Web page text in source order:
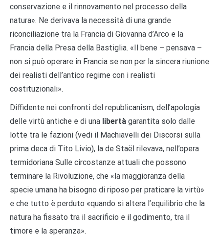
conservazione e il rinnovamento nel processo della
natura». Ne derivava la necessità di una grande
riconciliazione tra la Francia di Giovanna d’Arco e la
Francia della Presa della Bastiglia. «Il bene – pensava –
non si può operare in Francia se non per la sincera riunione
dei realisti dell’antico regime con i realisti
costituzionali».
Diffidente nei confronti del republicanism, dell’apologia
delle virtù antiche e di una libertà garantita solo dalle
lotte tra le fazioni (vedi il Machiavelli dei Discorsi sulla
prima deca di Tito Livio), la de Staël rilevava, nell’opera
termidoriana Sulle circostanze attuali che possono
terminare la Rivoluzione, che «la maggioranza della
specie umana ha bisogno di riposo per praticare la virtù»
e che tutto è perduto «quando si altera l’equilibrio che la
natura ha fissato tra il sacrificio e il godimento, tra il
timore e la speranza».